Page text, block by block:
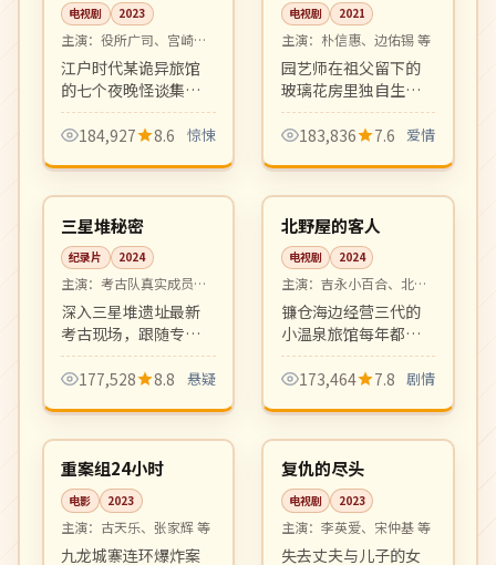
电视剧 2023
主演： 役所广司、宫崎葵
等
江户时代某诡异旅馆
的七个夜晚怪谈集，
每集一个独立短篇。
古典美术布景与现代
一流。
184,927 8.6 惊悚
电视剧 2021
主演： 朴信惠、边佑锡 等
园艺师在祖父留下的
玻璃花房里独自生活
了十年，直到一位逃
避都市的青年画家闯
愈、细腻温柔的成人
向爱情剧。
183,836 7.6 爱情
中国
4K 08:39
三星堆秘密
纪录片 2024
主演： 考古队真实成员出
镜深入三星堆遗址最新
考古现场，跟随专家
解析青铜神树、黄金
面具等惊世发现。考
作，画面震撼。
177,528 8.8 悬疑
日本
高分 08:17
北野屋的客人
电视剧 2024
主演： 吉永小百合、北野
武 等
镰仓海边经营三代的
小温泉旅馆每年都有
相同的客人在同一天
到访。日式风物与人
剧。
173,464 7.8 剧情
中国
院线 99:55
重案组24小时
电影 2023
主演： 古天乐、张家辉 等
九龙城寨连环爆炸案
韩国
完结 12:55
复仇的尽头
电视剧 2023
主演： 李英爱、宋仲基 等
失去丈夫与儿子的女